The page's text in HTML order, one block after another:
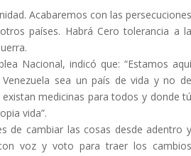
Acabaremos con las persecuciones
países. Habrá Cero tolerancia a la
Nacional, indicó que: “Estamos
sea un país de vida y no de
medicinas para todos y donde tú
vida”.
de cambiar las cosas desde adentro y
voz y voto para traer los cambios